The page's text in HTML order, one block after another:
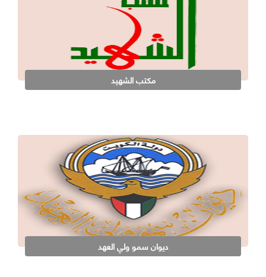
مكتب الشهيد
ديوان سمو ولي العهد